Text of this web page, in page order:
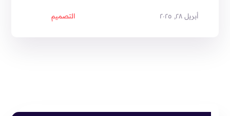
التصميم أبريل ٢٨, ٢٠٢٥